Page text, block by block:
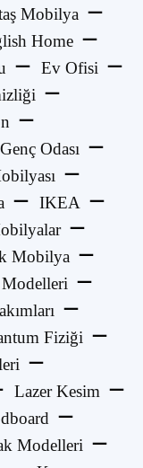
Mobilya
Home
Ev Ofisi
Genç Odası
IKEA
Mobilya
Fiziği
Lazer Kesim
Modelleri